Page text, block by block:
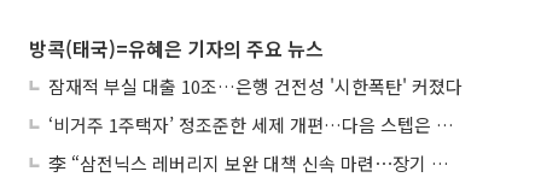
방콕(태국)=유혜은 기자의 주요 뉴스
잠재적 부실 대출 10조…은행 건전성 '시한폭탄' 커졌다
‘비거주 1주택자’ 정조준한 세제 개편…다음 스텝은 금융 대책
李 “삼전닉스 레버리지 보완 대책 신속 마련⋯장기 채무 과감히 탕감”